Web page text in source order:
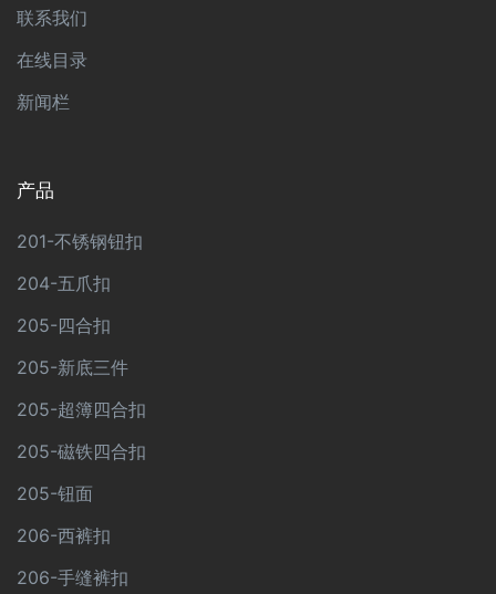
联系我们
在线目录
新闻栏
产品
201-不锈钢钮扣
204-五爪扣
205-四合扣
205-新底三件
205-超簿四合扣
205-磁铁四合扣
205-钮面
206-西裤扣
206-手缝裤扣